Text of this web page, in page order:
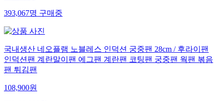
393,067명 구매중
국내생산 네오플램 노블레스 인덕션 궁중팬 28cm / 후라이팬
인덕션팬 계란말이팬 에그팬 계란팬 코팅팬 궁중팬 웍팬 볶음
팬 튀김팬
108,900원